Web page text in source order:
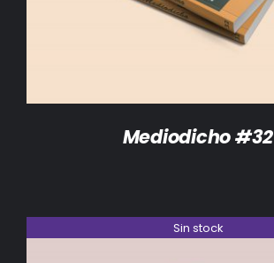
Mediodicho #32
Sin stock